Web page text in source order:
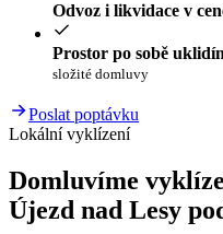
Odvoz i likvidace v
Prostor po sobě
složité domluvy
Poslat poptávku
Lokální vyklízení
Domluvíme
Újezd nad Lesy